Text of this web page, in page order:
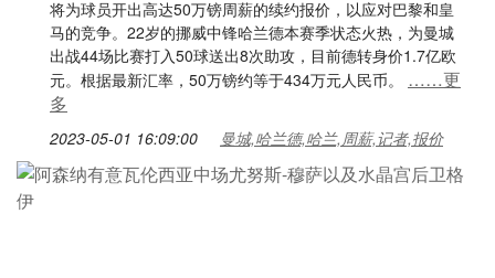
将为球员开出高达50万镑周薪的续约报价，以应对巴黎和皇
马的竞争。22岁的挪威中锋哈兰德本赛季状态火热，为曼城
出战44场比赛打入50球送出8次助攻，目前德转身价1.7亿欧
元。根据最新汇率，50万镑约等于434万元人民币。 ……更
多
2023-05-01 16:09:00 曼城,哈兰德,哈兰,周薪,记者,报价